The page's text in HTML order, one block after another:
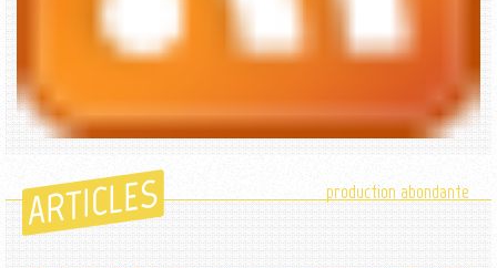
ARTICLES production abondante